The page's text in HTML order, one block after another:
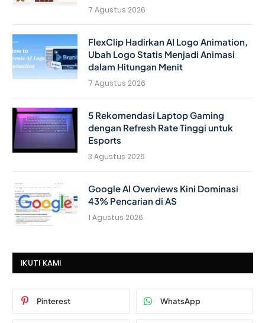
7 Agustus 2026
FlexClip Hadirkan AI Logo Animation,
Ubah Logo Statis Menjadi Animasi
dalam Hitungan Menit
7 Agustus 2026
5 Rekomendasi Laptop Gaming
dengan Refresh Rate Tinggi untuk
Esports
3 Agustus 2026
Google AI Overviews Kini Dominasi
43% Pencarian di AS
1 Agustus 2026
IKUTI KAMI
Pinterest WhatsApp